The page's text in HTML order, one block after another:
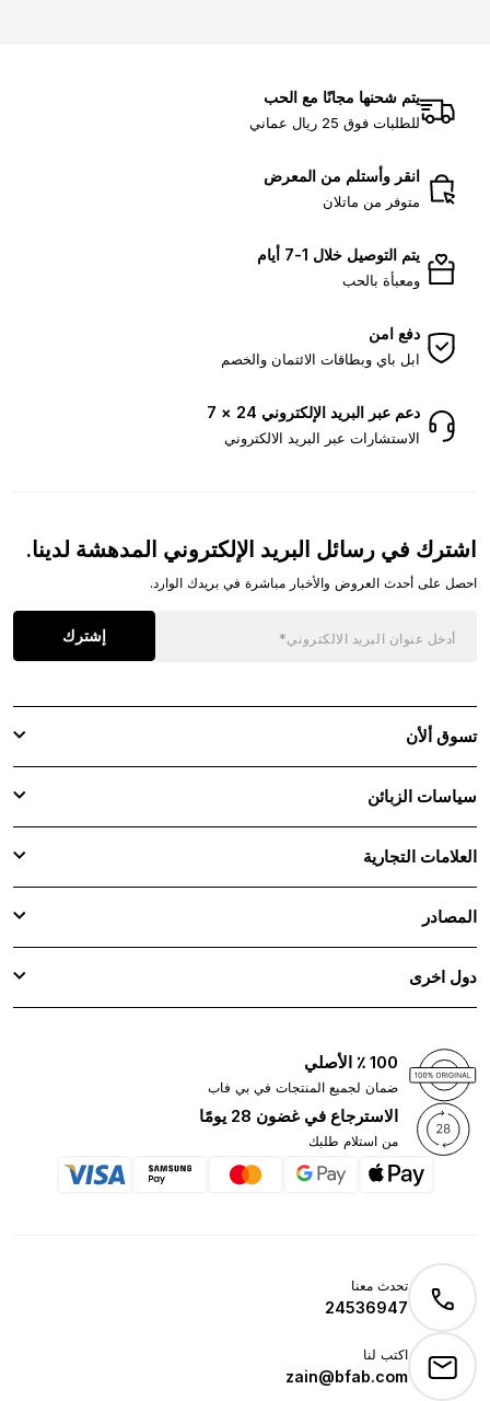
يتم شحنها مجانًا مع الحب
للطلبات فوق 25 ريال عماني
انقر وأستلم من المعرض
متوفر من ماتلان
يتم التوصيل خلال 1-7 أيام
ومعبأة بالحب
دفع امن
ابل باي وبطاقات الائتمان والخصم
دعم عبر البريد الإلكتروني 24 × 7
الاستشارات عبر البريد الالكتروني
اشترك في رسائل البريد الإلكتروني المدهشة لدينا.
احصل على أحدث العروض والأخبار مباشرة في بريدك الوارد.
إشترك
تسوق ألأن
سياسات الزبائن
العلامات التجارية
المصادر
دول اخرى
100 ٪ الأصلي
ضمان لجميع المنتجات في بي فاب
الاسترجاع في غضون 28 يومًا
من استلام طلبك
تحدث معنا
24536947
اكتب لنا
zain@bfab.com